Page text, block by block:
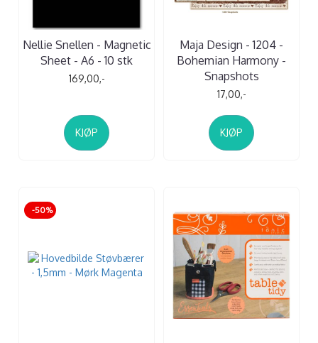
Nellie Snellen - Magnetic
Sheet - A6 - 10 stk
169,00,-
KJØP
Maja Design - 1204 -
Bohemian Harmony -
Snapshots
17,00,-
KJØP
-50%